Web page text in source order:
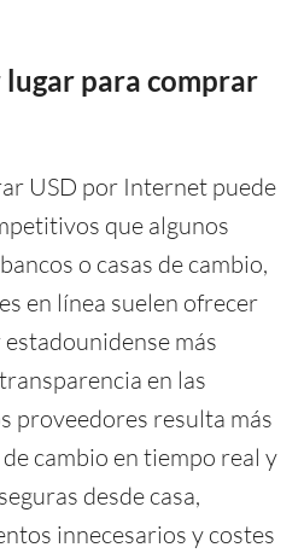
lugar para comprar
USD por Internet puede
que algunos
o casas de cambio,
en línea suelen ofrecer
más
en las
proveedores resulta más
cambio en tiempo real y
desde casa,
innecesarios y costes